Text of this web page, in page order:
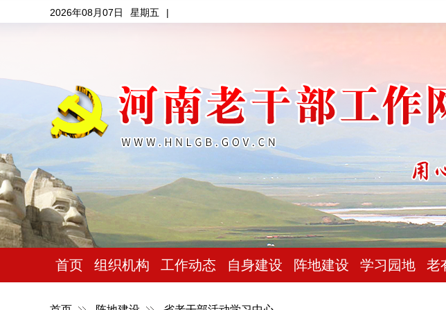
2026年08月07日 星期五 |
首页 组织机构 工作动态 自身建设 阵地建设 学习园地 老